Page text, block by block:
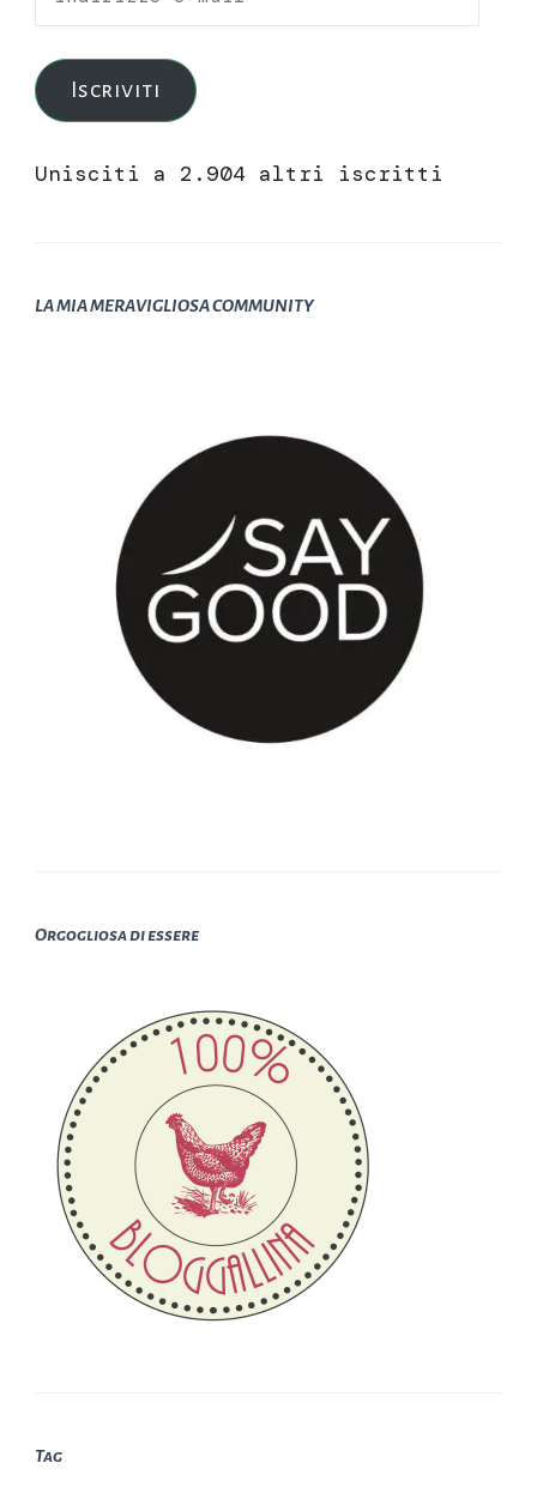
mail
Iscriviti
Unisciti a 2.904 altri iscritti
LA MIA MERAVIGLIOSA COMMUNITY
Orgogliosa di essere
Tag